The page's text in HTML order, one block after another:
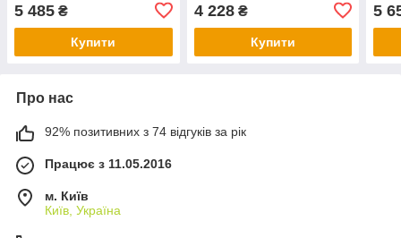
5 485 ₴
Купити
4 228₴
Купити
5
Про нас
92% позитивних з 74 відгуків за рік
Працює з 11.05.2016
м. Київ
Київ, Україна